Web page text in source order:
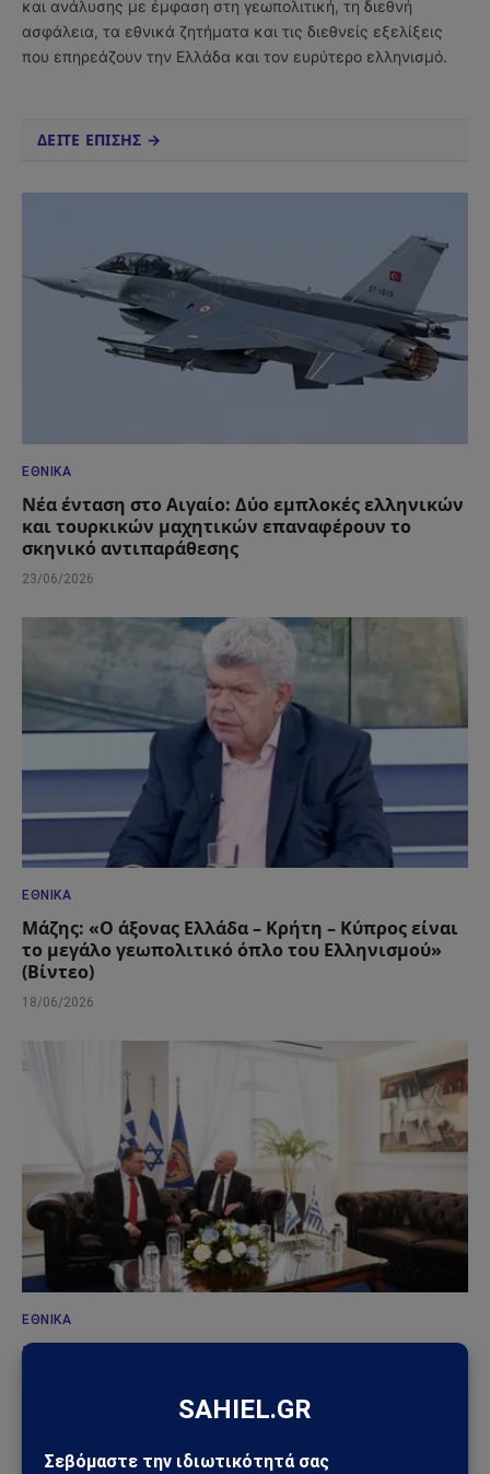
και ανάλυσης με έμφαση στη γεωπολιτική, τη διεθνή
ασφάλεια, τα εθνικά ζητήματα και τις διεθνείς εξελίξεις
που επηρεάζουν την Ελλάδα και τον ευρύτερο ελληνισμό.
ΔΕΙΤΕ ΕΠΙΣΗΣ →
ΕΘΝΙΚΆ
Νέα ένταση στο Αιγαίο: Δύο εμπλοκές ελληνικών
και τουρκικών μαχητικών επαναφέρουν το
σκηνικό αντιπαράθεσης
23/06/2026
ΕΘΝΙΚΆ
Μάζης: «Ο άξονας Ελλάδα – Κρήτη – Κύπρος είναι
το μεγάλο γεωπολιτικό όπλο του Ελληνισμού»
(Βίντεο)
18/06/2026
ΕΘΝΙΚΆ
Μήνυμα Κατς προς την Τουρκία από την Αθήνα:
απέναντί τους ισχυρή συμμαχία»